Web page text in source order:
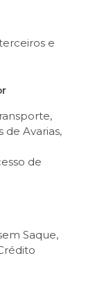
e
de Avarias,
de
Saque,